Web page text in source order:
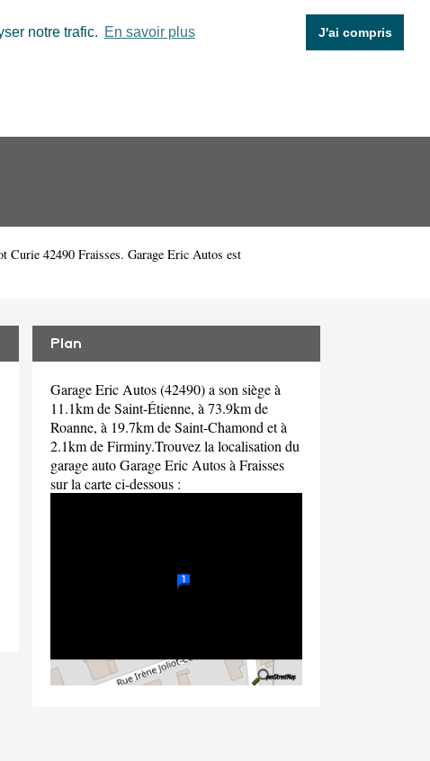
notre trafic. En savoir plus J'ai compris
Curie 42490 Fraisses. Garage Eric Autos est
Plan
Garage Eric Autos (42490) a son siège à
11.1km de Saint-Étienne, à 73.9km de
Roanne, à 19.7km de Saint-Chamond et à
2.1km de Firminy.Trouvez la localisation du
garage auto Garage Eric Autos à Fraisses
sur la carte ci-dessous :